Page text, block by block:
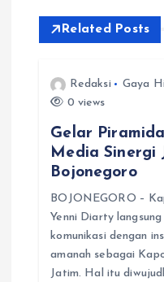
Related Posts
Redaksi Gaya
0 views
Gelar
Media Sinergi
Bojonegoro
BOJONEGORO –
Yenni Diarty
komunikasi dengan
amanah sebagai
Jatim. Hal itu